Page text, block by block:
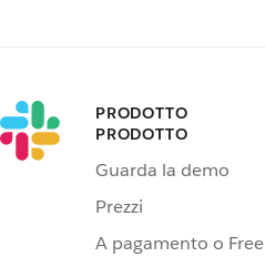
PRODOTTO
PRODOTTO
Guarda la demo
Prezzi
A pagamento o Free